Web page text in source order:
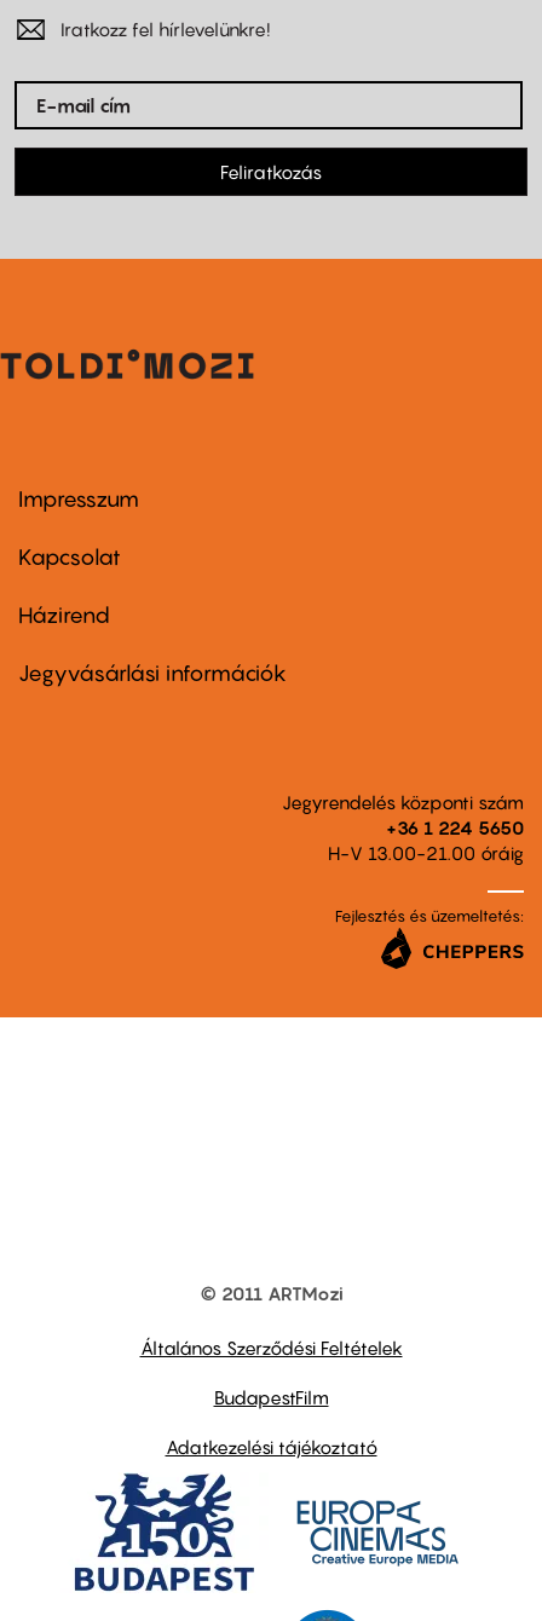
Iratkozz fel hírlevelünkre!
Feliratkozás
Footer
first
Impresszum
Kapcsolat
Footer
second
Házirend
Jegyvásárlási információk
Jegyrendelés központi szám
+36 1 224 5650
H-V 13.00-21.00 óráig
Fejlesztés és üzemeltetés:
© 2011 ARTMozi
Általános Szerződési Feltételek
BudapestFilm
Adatkezelési tájékoztató